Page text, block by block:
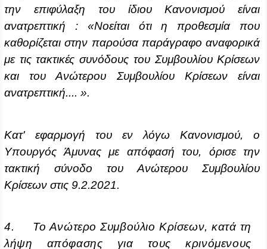
την επιφύλαξη του ίδιου Κανονισμού είναι
ανατρεπτική : «Νοείται ότι η προθεσμία που
καθορίζεται στην παρούσα παράγραφο αναφορικά
με τις τακτικές συνόδους του Συμβουλίου Κρίσεων
και του Ανώτερου Συμβουλίου Κρίσεων είναι
ανατρεπτική.... ».
Κατ' εφαρμογή του εν λόγω Κανονισμού, ο
Υπουργός Άμυνας με απόφασή του, όρισε την
τακτική σύνοδο του Ανώτερου Συμβουλίου
Κρίσεων στις 9.2.2021.
4. Το Ανώτερο Συμβούλιο Κρίσεων, κατά τη
λήψη απόφασης για τους κρινόμενους